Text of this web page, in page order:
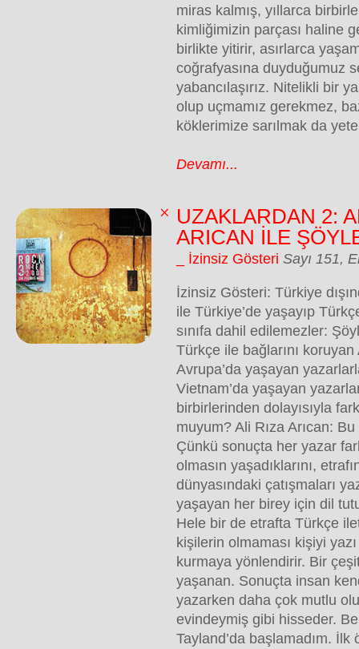
miras kalmış, yıllarca
kimliğimizin parçası haline
birlikte yitirir, asırlarca
coğrafyasına duyduğumuz
yabancılaşırız. Nitelikli bir
olup uçmamız gerekmez,
köklerimize sarılmak da
Devamı...
UZAKLARDAN 2:
ARICAN İLE
_ İzinsiz Gösteri Sayı 151,
İzinsiz Gösteri: Türkiye
ile Türkiye’de yaşayıp
sınıfa dahil edilemezler:
Türkçe ile bağlarını
Avrupa’da yaşayan
Vietnam’da yaşayan
birbirlerinden dolayısıyla
muyum? Ali Rıza Arıcan: Bu
Çünkü sonuçta her yazar
olmasın yaşadıklarını,
dünyasındaki çatışmaları
yaşayan her birey için dil
Hele bir de etrafta Türkçe
kişilerin olmaması kişiyi
kurmaya yönlendirir. Bir
yaşanan. Sonuçta insan
yazarken daha çok mutlu
evindeymiş gibi hisseder.
Tayland’da başlamadım. İlk